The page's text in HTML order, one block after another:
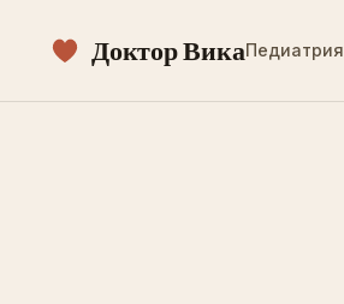
Доктор ВикаПедиатрия